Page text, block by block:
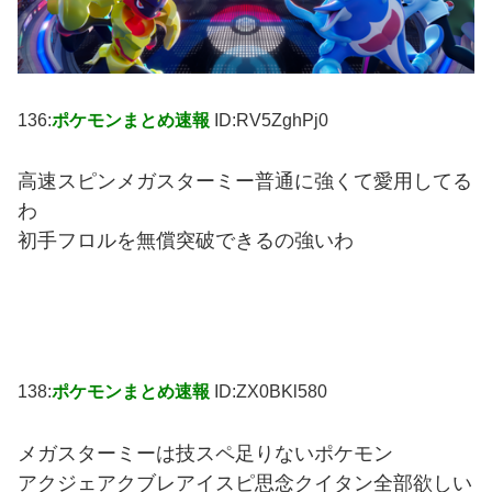
136:ポケモンまとめ速報 ID:RV5ZghPj0
高速スピンメガスターミー普通に強くて愛用してる
わ
初手フロルを無償突破できるの強いわ
138:ポケモンまとめ速報 ID:ZX0BKl580
メガスターミーは技スペ足りないポケモン
アクジェアクブレアイスピ思念クイタン全部欲しい